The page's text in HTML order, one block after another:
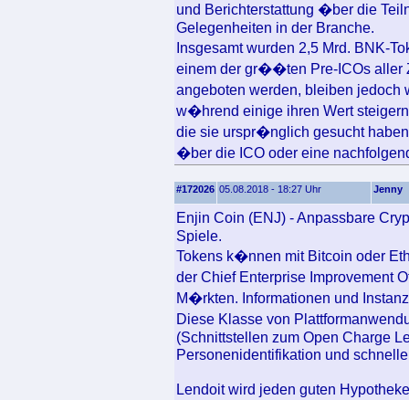
und Berichterstattung �ber die
Gelegenheiten in der Branche.
Insgesamt wurden 2,5 Mrd. BNK-
einem der gr��ten Pre-ICOs aller
angeboten werden, bleiben
w�hrend einige ihren Wert
die sie urspr�nglich gesucht
�ber die ICO oder eine
#172026 05.08.2018 - 18:27 Uhr Jenny
Enjin Coin (ENJ) - Anpassbare
Spiele.
Tokens k�nnen mit Bitcoin oder
der Chief Enterprise Improvement
M�rkten. Informationen und
Diese Klasse von
(Schnittstellen zum Open Charge
Personenidentifikation und
Lendoit wird jeden guten